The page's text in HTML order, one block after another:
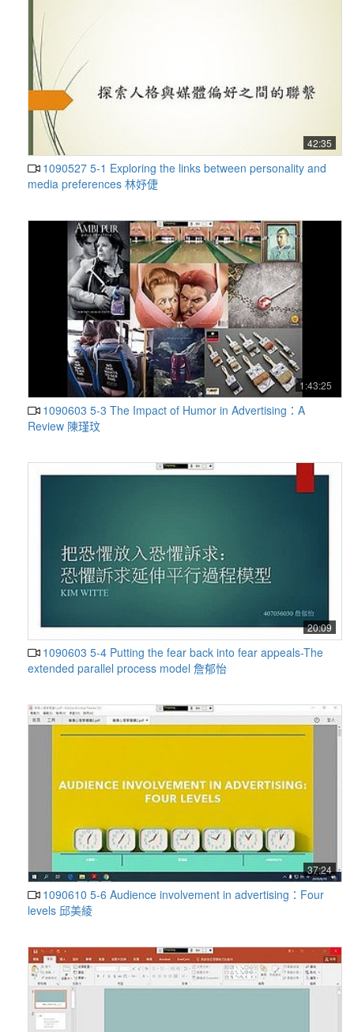
42:35
1090527 5-1 Exploring the links between personality and
media preferences 林妤倢
1:43:25
1090603 5-3 The Impact of Humor in Advertising：A
Review 陳瑾玟
20:09
1090603 5-4 Putting the fear back into fear appeals-The
extended parallel process model 詹郁怡
37:24
1090610 5-6 Audience involvement in advertising：Four
levels 邱美綾